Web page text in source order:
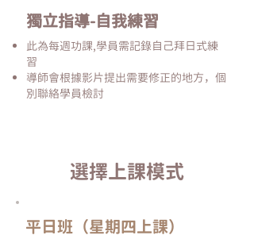
獨立指導-自我練習
此為每週功課,學員需記錄自己拜日式練
習
導師會根據影片提出需要修正的地方，個
別聯絡學員檢討
​選擇上課模式
（星期四上課）平日班